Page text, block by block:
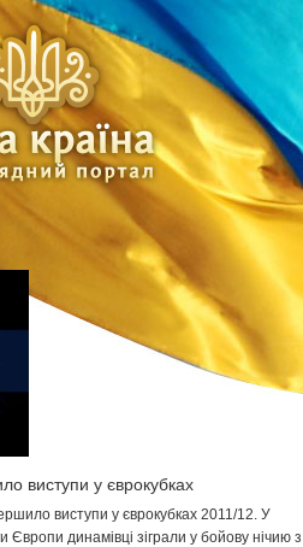
виступи у єврокубках
виступи у єврокубках 2011/12. У
Європи динамівці зіграли у бойову нічию з